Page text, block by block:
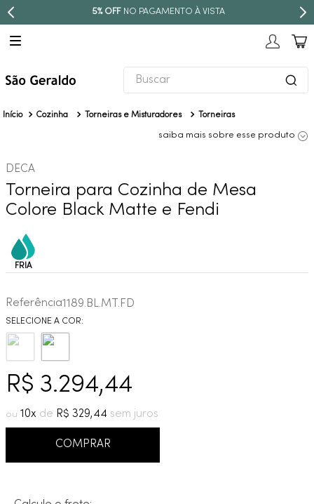
PARCELE EM ATÉ 10X SEM JUROS
Buscar
Cozinha Torneiras e Misturadores Torneiras
saiba mais sobre esse produto
DECA
Torneira para Cozinha de Mesa
Colore Black Matte e Fendi
Referência1189.BL.MT.FD
R$ 3.294,44
10 R$ 329,44
COMPRAR
TERMOS MAIS BUSCADOS
deca acabamento registro
4º
torneira
6º
7º
black matte
8º
red gold
9º
deca you